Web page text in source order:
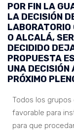
POR FIN LA
LA DECISIÓN
O ALCALÁ,
DECIDIDO
PROPUESTA
UNA DECISIÓN
PRÓXIMO
Todos los
favorable para
para que